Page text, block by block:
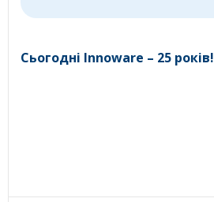
Сьогодні Innoware – 25 років!